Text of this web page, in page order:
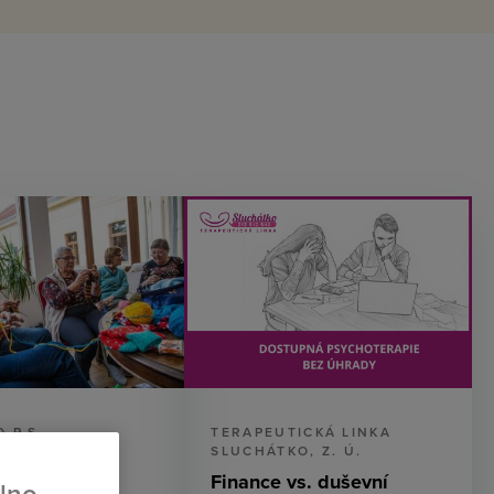
TERAPEUTICKÁ LINKA
SLUCHÁTKO, Z. Ú.
Finance vs. duševní